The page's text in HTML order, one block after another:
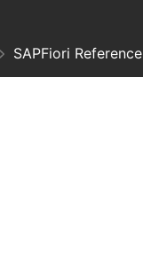
SAPFiori Reference